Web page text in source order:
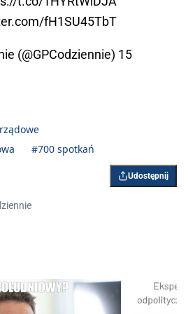
fH1SU45TbT
(@GPCodziennie) 15
#700 spotkań
Udostępnij